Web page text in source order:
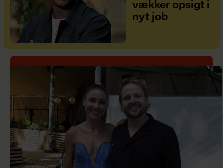
vækker opsigt i
nyt job